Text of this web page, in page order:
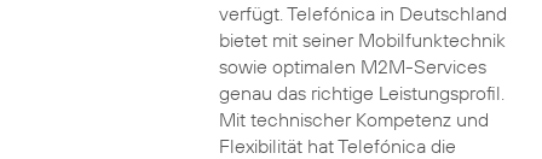
verfügt. Telefónica in Deutschland
bietet mit seiner Mobilfunktechnik
sowie optimalen M2M-Services
genau das richtige Leistungsprofil.
Mit technischer Kompetenz und
Flexibilität hat Telefónica die